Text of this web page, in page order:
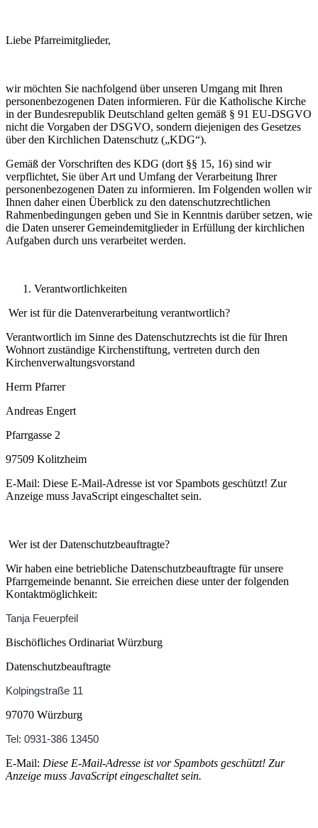
Liebe Pfarreimitglieder,
wir möchten Sie nachfolgend über unseren Umgang mit Ihren
personenbezogenen Daten informieren. Für die Katholische Kirche
in der Bundesrepublik Deutschland gelten gemäß § 91 EU-DSGVO
nicht die Vorgaben der DSGVO, sondern diejenigen des Gesetzes
über den Kirchlichen Datenschutz („KDG“).
Gemäß der Vorschriften des KDG (dort §§ 15, 16) sind wir
verpflichtet, Sie über Art und Umfang der Verarbeitung Ihrer
personenbezogenen Daten zu informieren. Im Folgenden wollen wir
Ihnen daher einen Überblick zu den datenschutzrechtlichen
Rahmenbedingungen geben und Sie in Kenntnis darüber setzen, wie
die Daten unserer Gemeindemitglieder in Erfüllung der kirchlichen
Aufgaben durch uns verarbeitet werden.
Verantwortlichkeiten
Wer ist für die Datenverarbeitung verantwortlich?
Verantwortlich im Sinne des Datenschutzrechts ist die für Ihren
Wohnort zuständige Kirchenstiftung, vertreten durch den
Kirchenverwaltungsvorstand
Herrn Pfarrer
Andreas Engert
Pfarrgasse 2
97509 Kolitzheim
E-Mail: Diese E-Mail-Adresse ist vor Spambots geschützt! Zur
Anzeige muss JavaScript eingeschaltet sein.
Wer ist der Datenschutzbeauftragte?
Wir haben eine betriebliche Datenschutzbeauftragte für unsere
Pfarrgemeinde benannt. Sie erreichen diese unter der folgenden
Kontaktmöglichkeit:
Tanja Feuerpfeil
Bischöfliches Ordinariat Würzburg
Datenschutzbeauftragte
Kolpingstraße 11
97070 Würzburg
Tel: 0931-386 13450
E-Mail: Diese E-Mail-Adresse ist vor Spambots geschützt! Zur
Anzeige muss JavaScript eingeschaltet sein.